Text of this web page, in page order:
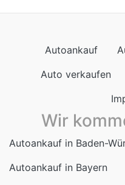
Wir
Autoankauf in Baden-
Autoankauf in Berlin